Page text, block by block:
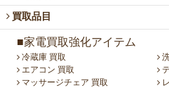
買取品目
■家電買取強化アイテム
冷蔵庫 買取
エアコン 買取
マッサージチェア 買取